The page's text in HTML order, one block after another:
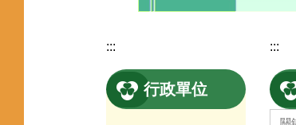
:::
行政單位
:::